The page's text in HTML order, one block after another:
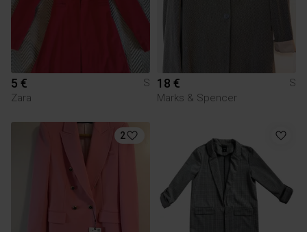
5 €
S
Zara
18 €
S
Marks & Spencer
2